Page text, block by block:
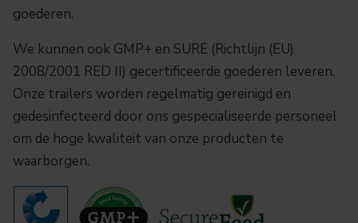
goederen.
We kunnen ook GMP+ en SURE (Richtlijn (EU)
2008/2001 RED II) gecertificeerde goederen leveren.
Onze trailers worden regelmatig gereinigd en
gedesinfecteerd door ons gespecialiseerde personeel
om de hoge kwaliteit van onze producten te
waarborgen.